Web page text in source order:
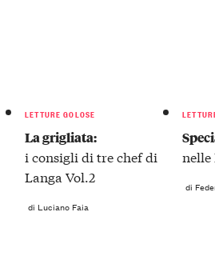
LETTURE GOLOSE
La grigliata:
i consigli di tre chef di
Langa Vol.2
di Luciano Faia
nelle
di